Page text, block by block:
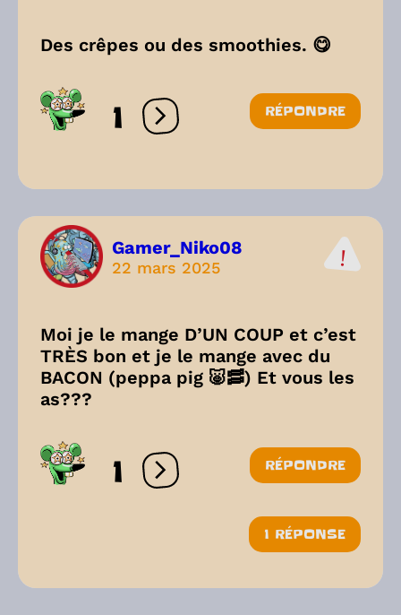
Des crêpes ou des smoothies. 😋
1 Ouvrir les réactions
RÉPONDRE
Gamer_Niko08
22 mars 2025
Moi je le mange D’UN COUP et c’est
TRÈS bon et je le mange avec du
BACON (peppa pig 🐷🥓) Et vous les
as???
1 Ouvrir les réactions
RÉPONDRE
1 RÉPONSE